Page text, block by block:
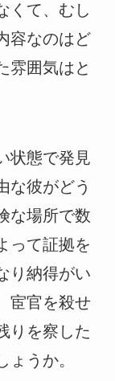
くて、むし
容なのはど
雰囲気はと
状態で発見
な彼がどう
な場所で数
って証拠を
り納得がい
宦官を殺せ
りを察した
うか。